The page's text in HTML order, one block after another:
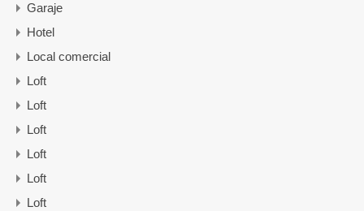
Garaje
Hotel
Local comercial
Loft
Loft
Loft
Loft
Loft
Loft